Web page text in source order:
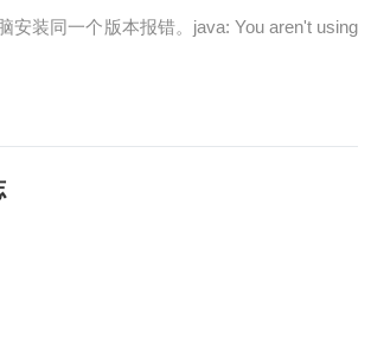
安装同一个版本报错。java: You aren't using